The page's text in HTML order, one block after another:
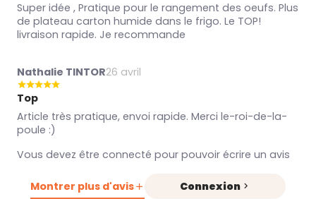
Super idée , Pratique pour le rangement des oeufs. Plus
de plateau carton humide dans le frigo. Le TOP!
livraison rapide. Je recommande
Nathalie TINTOR26 avril
Top
Article très pratique, envoi rapide. Merci le-roi-de-la-
poule :)
Vous devez être connecté pour pouvoir écrire un avis
Montrer plus d'avis Connexion